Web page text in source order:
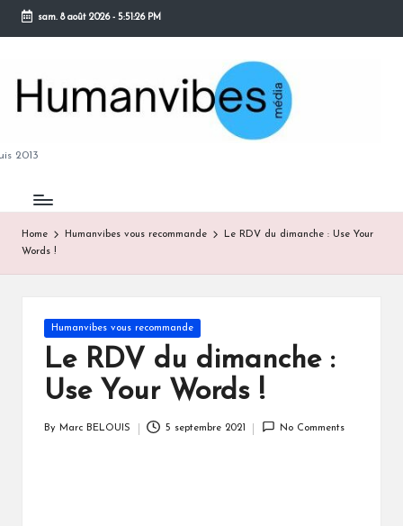
Skip
content
sam. 8 août 2026- 5:51:27 PM
2013
Home Humanvibes vous recommande
Le RDV du dimanche : Use Your
Words !
Posted
in
Humanvibes vous recommande
Le RDV du dimanche :
Use Your Words !
By Marc BELOUIS 5 septembre 2021 No Comments